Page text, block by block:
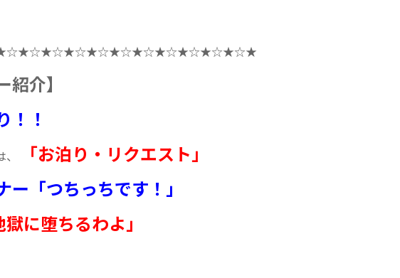
紹介】
！
「お泊り・リクエスト」
「つちっちです！」
獄に堕ちるわよ」